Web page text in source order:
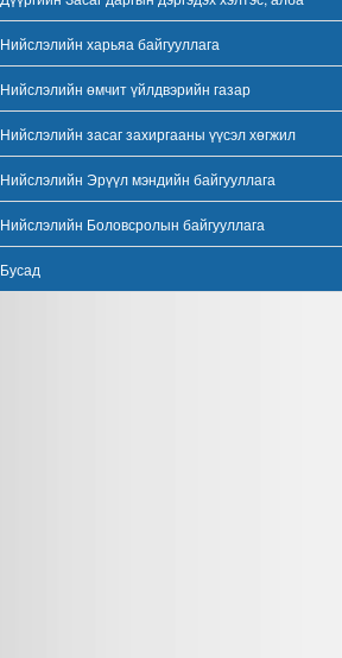
Нийслэлийн харьяа байгууллага
Нийслэлийн өмчит үйлдвэрийн газар
Нийслэлийн засаг захиргааны үүсэл хөгжил
Нийслэлийн Эрүүл мэндийн байгууллага
Нийслэлийн Боловсролын байгууллага
Бусад